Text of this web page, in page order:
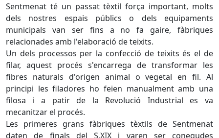
Sentmenat té un passat tèxtil força important, molts
dels nostres espais públics o dels equipaments
municipals van ser fins a no fa gaire, fàbriques
relacionades amb l'elaboració de teixits.
Un dels processos per la confecció de teixits és el de
filar, aquest procés s'encarrega de transformar les
fibres naturals d'origen animal o vegetal en fil. Al
principi les filadores ho feien manualment amb una
filosa i a patir de la Revolució Industrial es va
mecanitzar el procés.
Les primeres grans fàbriques tèxtils de Sentmenat
daten de finals del S.XIX i varen ser conegudes